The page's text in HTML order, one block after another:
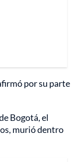
por su parte
Bogotá, el
murió dentro